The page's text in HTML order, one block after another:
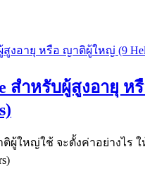
สำหรับผู้สูงอายุ
ผู้ใหญ่ใช้ จะตั้งค่าอย่างไร